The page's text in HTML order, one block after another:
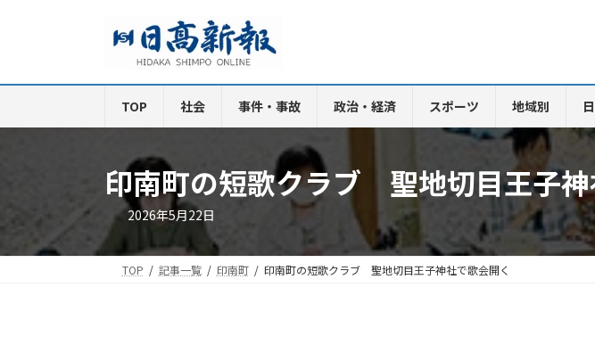
TOP 社会 事件・事故 政治・経済 スポーツ 地域別
印南町の短歌クラブ 聖地切目王子神
2026年5月22日
TOP 記事一覧 印南町 印南町の短歌クラブ 聖地切目王子神社で歌会開く